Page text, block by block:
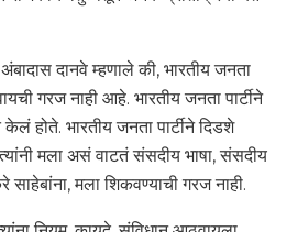
दानवे म्हणाले की, भारतीय जनता
गरज नाही आहे. भारतीय जनता पार्टीने
होते. भारतीय जनता पार्टीने दिडशे
मला असं वाटतं संसदीय भाषा, संसदीय
मला शिकवण्याची गरज नाही.